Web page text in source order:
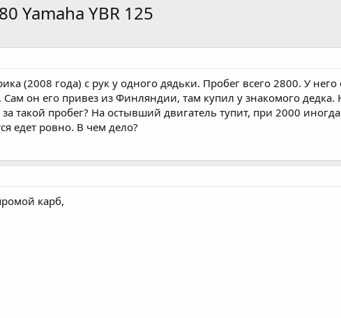
Yamaha YBR 125
(2008 года) с рук у одного дядьки. Пробег всего 2800. У
Сам он его привез из Финляндии, там купил у знакомого
за такой пробег? На остывший двигатель тупит, при 2000
едет ровно. В чем дело?
карб,